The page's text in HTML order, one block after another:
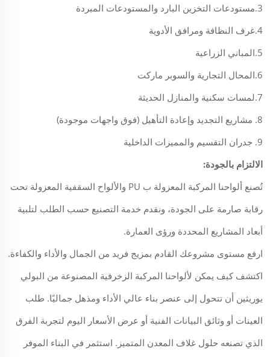
3.مستودعات التخزين البارد والمستودعات المبردة
4.غرف النظافة ومرافق الأدوية
5.المباني الزراعية
6.المحال التجارية والسوبر ماركت
7.لمسات سكنية والمنازل الحديثة
8. مشاريع التجديد وإعادة التأهيل (فوق واجهات موجودة)
9. جدران التقسيم والمميزات الداخلية
الالتزام بالجودة:
تُصنع ألواحنا المركبة المعزولة ب PU والألواح السقفية المعزولة تحت
رقابة صارمة على الجودة، ونقدم خدمة التصنيع حسب الطلب لتلبية
أبعاد المشاريع المحددة ورؤى العمارة.
ارفع مستوى مشروعك القادم بمزيج فريد من الجمال والأداء والكفاءة.
اكتشف كيف يمكن لألواحنا المركبة الزخرفية المصنوعة من البولي
يوريثين أن تتحول إلى عنصر بناء عالي الأداء ومذهل جماليًا. طلب
العينات أو وثائق البيانات الفنية أو عرض الأسعار اليوم لتجربة الفرق
الذي تصنعه حلول غلاف المعدن المتميز. استثمر في البناء الموفر